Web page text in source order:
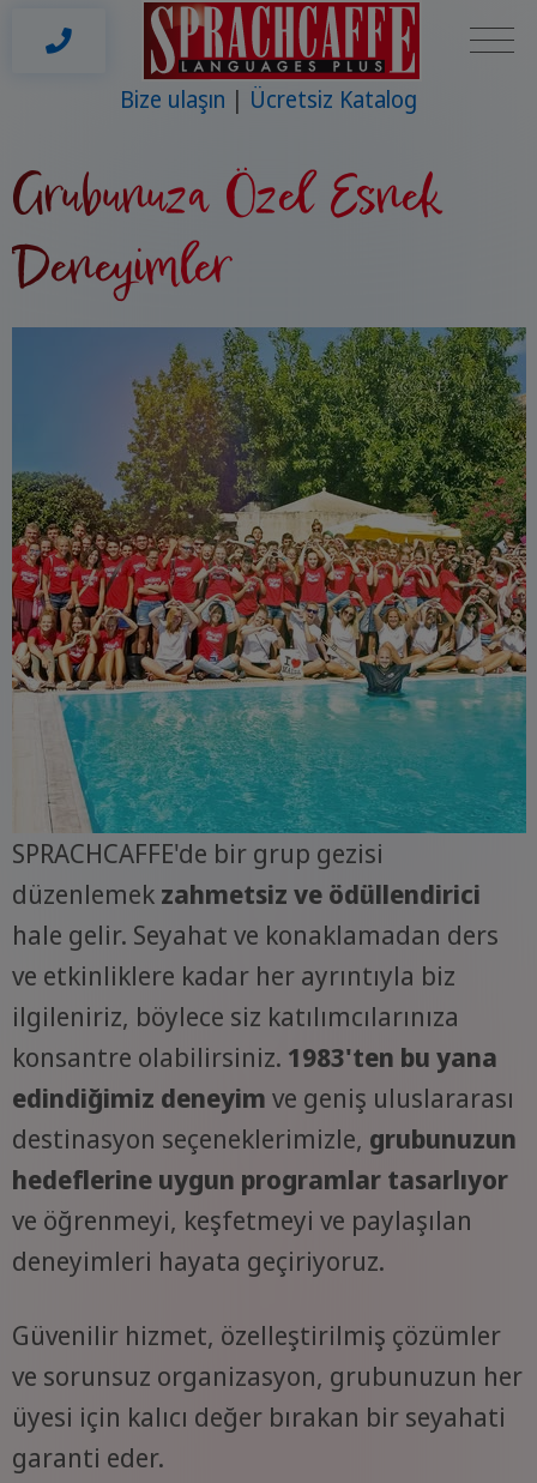
Bize ulaşın Ücretsiz Katalog
Grubunuza Özel Esnek
Deneyimler
SPRACHCAFFE'de bir grup gezisi
düzenlemek zahmetsiz ve ödüllendirici
hale gelir. Seyahat ve konaklamadan ders
ve etkinliklere kadar her ayrıntıyla biz
ilgileniriz, böylece siz katılımcılarınıza
konsantre olabilirsiniz. 1983'ten bu yana
edindiğimiz deneyim ve geniş uluslararası
destinasyon seçeneklerimizle, grubunuzun
hedeflerine uygun programlar tasarlıyor
ve öğrenmeyi, keşfetmeyi ve paylaşılan
deneyimleri hayata geçiriyoruz.
Güvenilir hizmet, özelleştirilmiş çözümler
ve sorunsuz organizasyon, grubunuzun her
üyesi için kalıcı değer bırakan bir seyahati
garanti eder.